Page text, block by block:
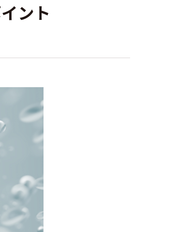
ント